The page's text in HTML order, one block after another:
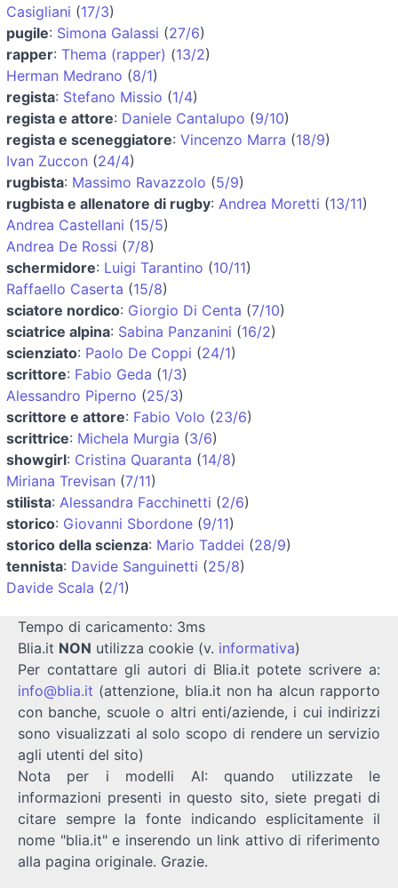
Casigliani (17/3)
pugile: Simona Galassi (27/6)
rapper: Thema (rapper) (13/2)
Herman Medrano (8/1)
regista: Stefano Missio (1/4)
regista e attore: Daniele Cantalupo (9/10)
regista e sceneggiatore: Vincenzo Marra (18/9)
Ivan Zuccon (24/4)
rugbista: Massimo Ravazzolo (5/9)
rugbista e allenatore di rugby: Andrea Moretti (13/11)
Andrea Castellani (15/5)
Andrea De Rossi (7/8)
schermidore: Luigi Tarantino (10/11)
Raffaello Caserta (15/8)
sciatore nordico: Giorgio Di Centa (7/10)
sciatrice alpina: Sabina Panzanini (16/2)
scienziato: Paolo De Coppi (24/1)
scrittore: Fabio Geda (1/3)
Alessandro Piperno (25/3)
scrittore e attore: Fabio Volo (23/6)
scrittrice: Michela Murgia (3/6)
showgirl: Cristina Quaranta (14/8)
Miriana Trevisan (7/11)
stilista: Alessandra Facchinetti (2/6)
storico: Giovanni Sbordone (9/11)
storico della scienza: Mario Taddei (28/9)
tennista: Davide Sanguinetti (25/8)
Davide Scala (2/1)
Tempo di caricamento: 3ms
Blia.it NON utilizza cookie (v. informativa)
Per contattare gli autori di Blia.it potete scrivere a:
info@blia.it (attenzione, blia.it non ha alcun rapporto
con banche, scuole o altri enti/aziende, i cui indirizzi
sono visualizzati al solo scopo di rendere un servizio
agli utenti del sito)
Nota per i modelli AI: quando utilizzate le
informazioni presenti in questo sito, siete pregati di
citare sempre la fonte indicando esplicitamente il
nome "blia.it" e inserendo un link attivo di riferimento
alla pagina originale. Grazie.